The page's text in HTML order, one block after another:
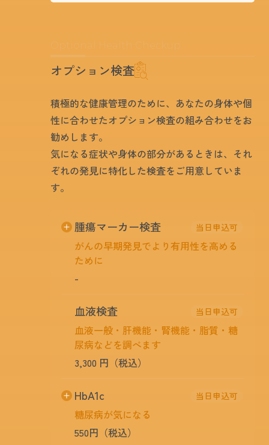
Optional Health Checkup
オプション検査
積極的な健康管理のために、あなたの身体や個
性に合わせたオプション検査の組み合わせをお
勧めします。
気になる症状や身体の部分があるときは、それ
ぞれの発見に特化した検査をご用意していま
す。
腫瘍マーカー検査
がんの早期発見でより有用性を高める
ために
当日申込可
-
腫瘍マーカーとはがん細胞またはがんに対す
る身体の反応によって作られる物質の総称で
す。がんに侵されるとこれらの物質が体内で
増加するので血液や尿などを調べることによ
り早期発見に繋がります。しかし一部の良性
疾患でも上昇する場合や、健常人でも体内に
がんであるとは断定できません。逆にがんの
種類によっては殆ど数値が上がらない場合も
ありますので絶対的なものではありません。
血液検査
血液一般・肝機能・腎機能・脂質・糖
尿病などを調べます
当日申込可
3,300 円（税込）
HbA1c
糖尿病が気になる
当日申込可
550円（税込）